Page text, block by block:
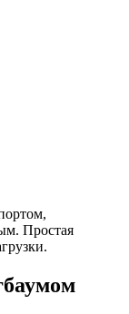
Простая